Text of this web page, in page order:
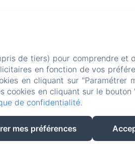
, Champtoceaux
Patisserie Les chambres
A propos Mentions
EN FR
de tiers) pour comprendre et
en fonction de vos
en cliquant sur "Paramétrer
cookies en cliquant sur le
de confidentialité.
mes préférences